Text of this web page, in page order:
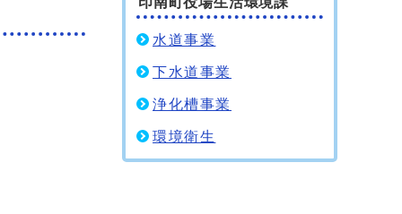
水道事業
下水道事業
浄化槽事業
環境衛生